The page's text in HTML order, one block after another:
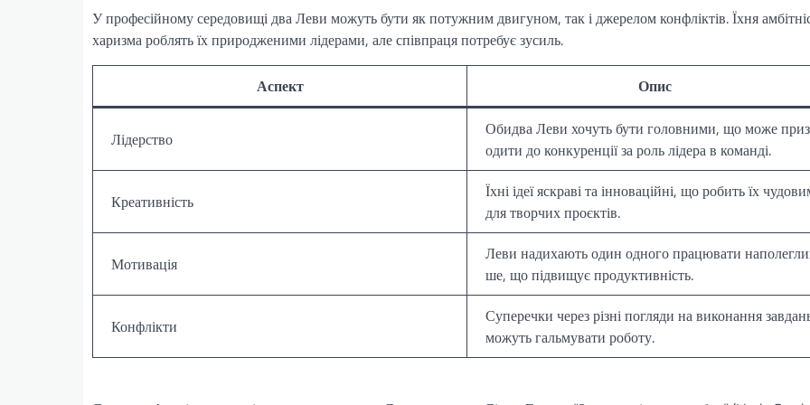
У професійному середовищі два Леви можуть бути як потужним двигуном, так і джерелом конфліктів. Їхня
харизма роблять їх природженими лідерами, але співпраця потребує зусиль.
Аспект Опис
Лідерство
Обидва Леви хочуть бути головними, що може
одити до конкуренції за роль лідера в команді.
Креативність
Їхні ідеї яскраві та інноваційні, що робить їх
для творчих проєктів.
Мотивація
Леви надихають один одного працювати
ше, що підвищує продуктивність.
Конфлікти
Суперечки через різні погляди на виконання
можуть гальмувати роботу.